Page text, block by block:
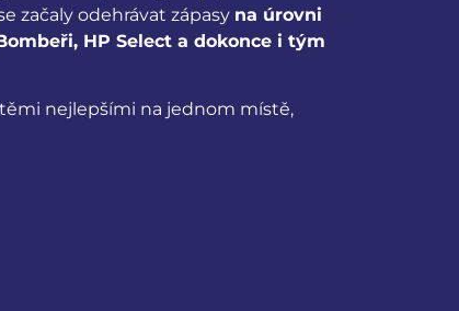
začaly odehrávat zápasy na úrovni
HP Select a dokonce i tým
nejlepšími na jednom místě,